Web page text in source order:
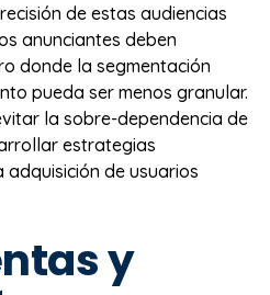
de estas audiencias
anunciantes deben
donde la segmentación
pueda ser menos granular.
la sobre-dependencia de
estrategias
de usuarios
y